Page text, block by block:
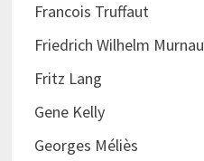
Francois Truffaut
Friedrich Wilhelm Murnau
Fritz Lang
Gene Kelly
Georges Méliès